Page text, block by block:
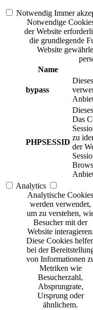
Notwendig Immer
Notwendige
der Website
die grundlegende
Website
Name
bypass
PHPSESSID
Das
zu
der
Analytics
Analytische Cookies
werden verwendet,
um zu verstehen,
Besucher mit der
Website interagieren.
Diese Cookies
bei der
von Informationen
Metriken wie
Besucherzahl,
Absprungrate,
Ursprung oder
ähnlichem.